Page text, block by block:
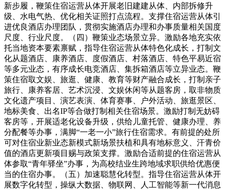
新步履，鞭策住宿运营从体开展老旧建建从体、内部拆修升
级、水电气热、优化相关证照打点流程。支撑住宿运营从体引
进优良酒店办理团队，贯彻实施酒店办理和办事质量相关国度
尺度、行业尺度。（四）鞭策业态场景立异。激励各地充实依
托当地资本要素禀赋，指导住宿运营从体特色化成长，打制文
化从题酒店、康养酒店、度假酒店、村落酒店、特色平易近宿
等多元业态，有序成长电竞酒店、集拆箱酒店等立异业态。鞭
策住宿取文娱、旅逛、健康、教育等财产融合成长，打制亲子
旅行、康养客居、艺术沉浸、文娱休闲等从题客房，取非物质
文化遗产项目、演艺表演、体育赛事、户外活动、旅逛景区、
地标美食、出名IP等合做打制相关住宿场景。激励打制无妨碍
客房等，开展适老化设备升级，供给儿童托管、健康办理、养
分配餐等办事，满脚“一老一小”旅行住宿需求。有前提的处所
可对住宿业新业态新模式新场景扶植和具有地标意义、汗青价
值的酒店更新项目赐与政策支撑。激励合适前提的住宿运营从
体参取“青年驿坐”办事，为高校结业生跨地域求职供给优惠便
当的住宿办事。（五）加速聪慧化转型。指导住宿运营从体开
展数字化转型，操纵大数据、物联网、人工智能等新一代消息